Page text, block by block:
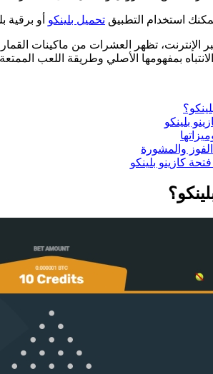
استخدام التطبيق تحميل بلينكو أو برقية
الإنترنت، تظهر العشرات من ماكينات
بلينكو
والمشورة
كازينو بلينكو